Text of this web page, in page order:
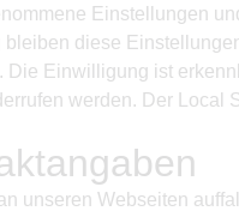
Einstellungen
diese
Die Einwilligung ist
werden. Der Local
unseren Webseiten